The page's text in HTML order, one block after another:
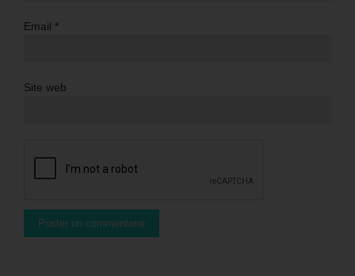
Email *
Site web